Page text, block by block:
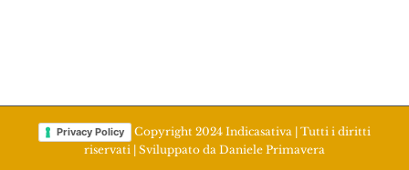
Privacy Policy
Copyright 2024 Indicasativa | Tutti i diritti
riservati | Sviluppato da Daniele Primavera